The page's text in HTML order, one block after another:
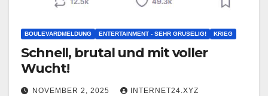
BOULEVARDMELDUNG ENTERTAINMENT - SEHR GRUSELIG! KRIEG
Schnell, brutal und mit voller
Wucht!
NOVEMBER 2, 2025 INTERNET24.XYZ